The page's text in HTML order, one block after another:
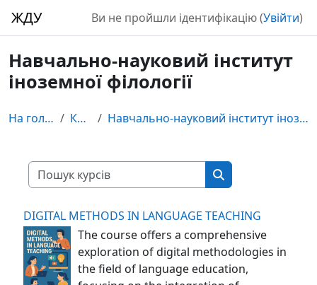
ЖДУ Ви не пройшли ідентифікацію (Увійти)
Навчально-науковий інститут
іноземної філології
На головну Курси Навчально-науковий інститут іноземної філології
Пошук курсів
Пошук курсів
DIGITAL METHODS IN LANGUAGE TEACHING
The course offers a comprehensive
exploration of digital methodologies in
the field of language education,